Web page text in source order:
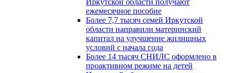
ежемесячное пособие
Более 7,7 тысяч семей Иркутской
области направили материнский
капитал на улучшение жилищных
условий с начала года
Более 14 тысяч СНИЛС оформлено в
проактивном режиме на детей